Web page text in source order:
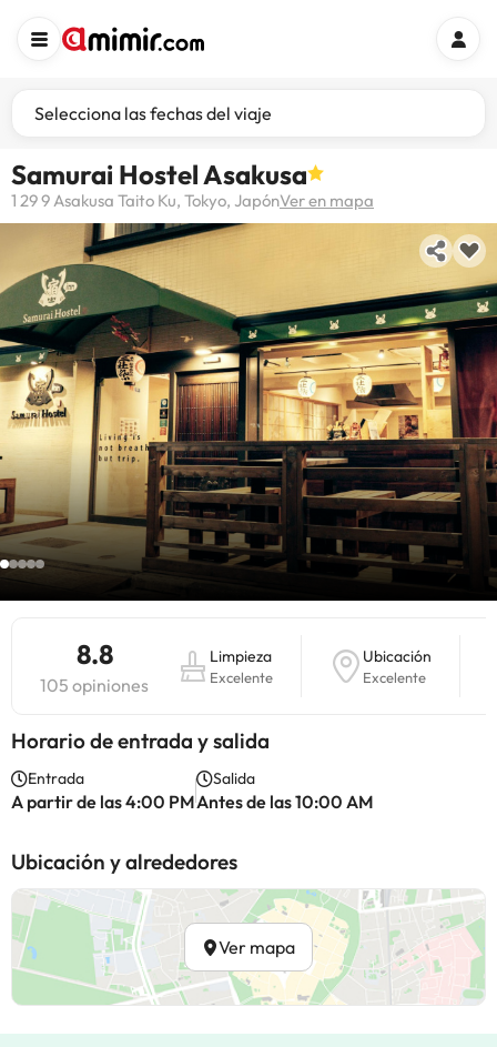
Selecciona las fechas del viaje
Samurai Hostel Asakusa
1 29 9 Asakusa Taito Ku, Tokyo, JapónVer en mapa
8.8
105 opiniones
Limpieza
Excelente
Ubicación
Excelente
Horario de entrada y salida
Entrada
A partir de las 4:00 PM
Salida
Antes de las 10:00 AM
Ubicación y alrededores
Ver mapa